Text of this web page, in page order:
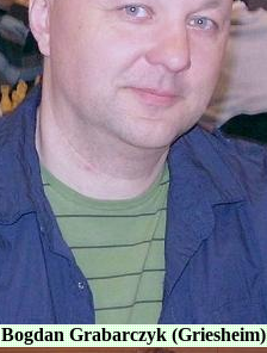
Bogdan Grabarczyk (Griesheim)